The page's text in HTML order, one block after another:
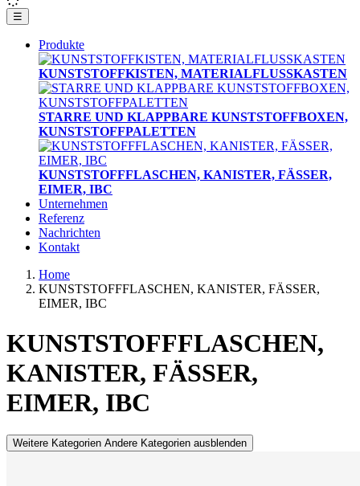
☰
Produkte
KUNSTSTOFFKISTEN, MATERIALFLUSSKASTEN
STARRE UND KLAPPBARE KUNSTSTOFFBOXEN,
KUNSTSTOFFPALETTEN
KUNSTSTOFFFLASCHEN, KANISTER, FÄSSER,
EIMER, IBC
Unternehmen
Referenz
Nachrichten
Kontakt
Home
KUNSTSTOFFFLASCHEN, KANISTER, FÄSSER,
EIMER, IBC
KUNSTSTOFFFLASCHEN,
KANISTER, FÄSSER,
EIMER, IBC
Weitere Kategorien Andere Kategorien ausblenden